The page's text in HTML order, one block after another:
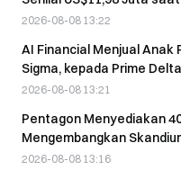
Dikabarkan Mengklaim
2026-08-08 13:22
AI Financial Menjual Anak
Sigma, kepada Prime Delta
juta saham
2026-08-08 13:21
Pentagon Menyediakan
Mengembangkan
Australia pada 8 Agustus
2026-08-08 13:16